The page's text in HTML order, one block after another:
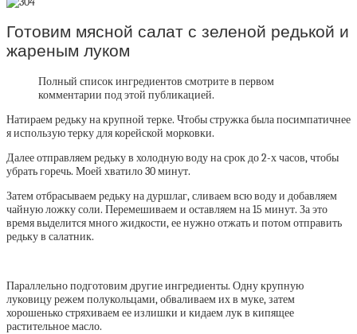
Готовим мясной салат с зеленой редькой и
жареным луком
Полный список ингредиентов смотрите в первом
комментарии под этой публикацией.
Натираем редьку на крупной терке. Чтобы стружка была посимпатичнее
я использую терку для корейской морковки.
Далее отправляем редьку в холодную воду на срок до 2-х часов, чтобы
убрать горечь. Моей хватило 30 минут.
Затем отбрасываем редьку на дуршлаг, сливаем всю воду и добавляем
чайную ложку соли. Перемешиваем и оставляем на 15 минут. За это
время выделится много жидкости, ее нужно отжать и потом отправить
редьку в салатник.
Параллельно подготовим другие ингредиенты. Одну крупную
луковицу режем полукольцами, обваливаем их в муке, затем
хорошенько стряхиваем ее излишки и кидаем лук в кипящее
растительное масло.